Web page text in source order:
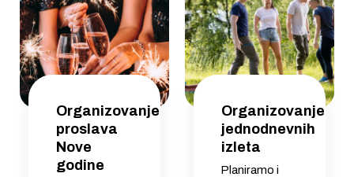
Organizovanje
proslava
Nove
godine
Organizovanje
jednodnevnih
izleta
Planiramo i